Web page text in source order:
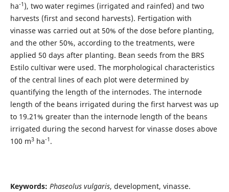
ha-1 ), two water regimes (irrigated and rainfed) and two
harvests (first and second harvests). Fertigation with
vinasse was carried out at 50% of the dose before planting,
and the other 50%, according to the treatments, were
applied 50 days after planting. Bean seeds from the BRS
Estilo cultivar were used. The morphological characteristics
of the central lines of each plot were determined by
quantifying the length of the internodes. The internode
length of the beans irrigated during the first harvest was up
to 19.21% greater than the internode length of the beans
irrigated during the second harvest for vinasse doses above
100 m3ha-1 .
Keywords: Phaseolus vulgaris, development, vinasse.